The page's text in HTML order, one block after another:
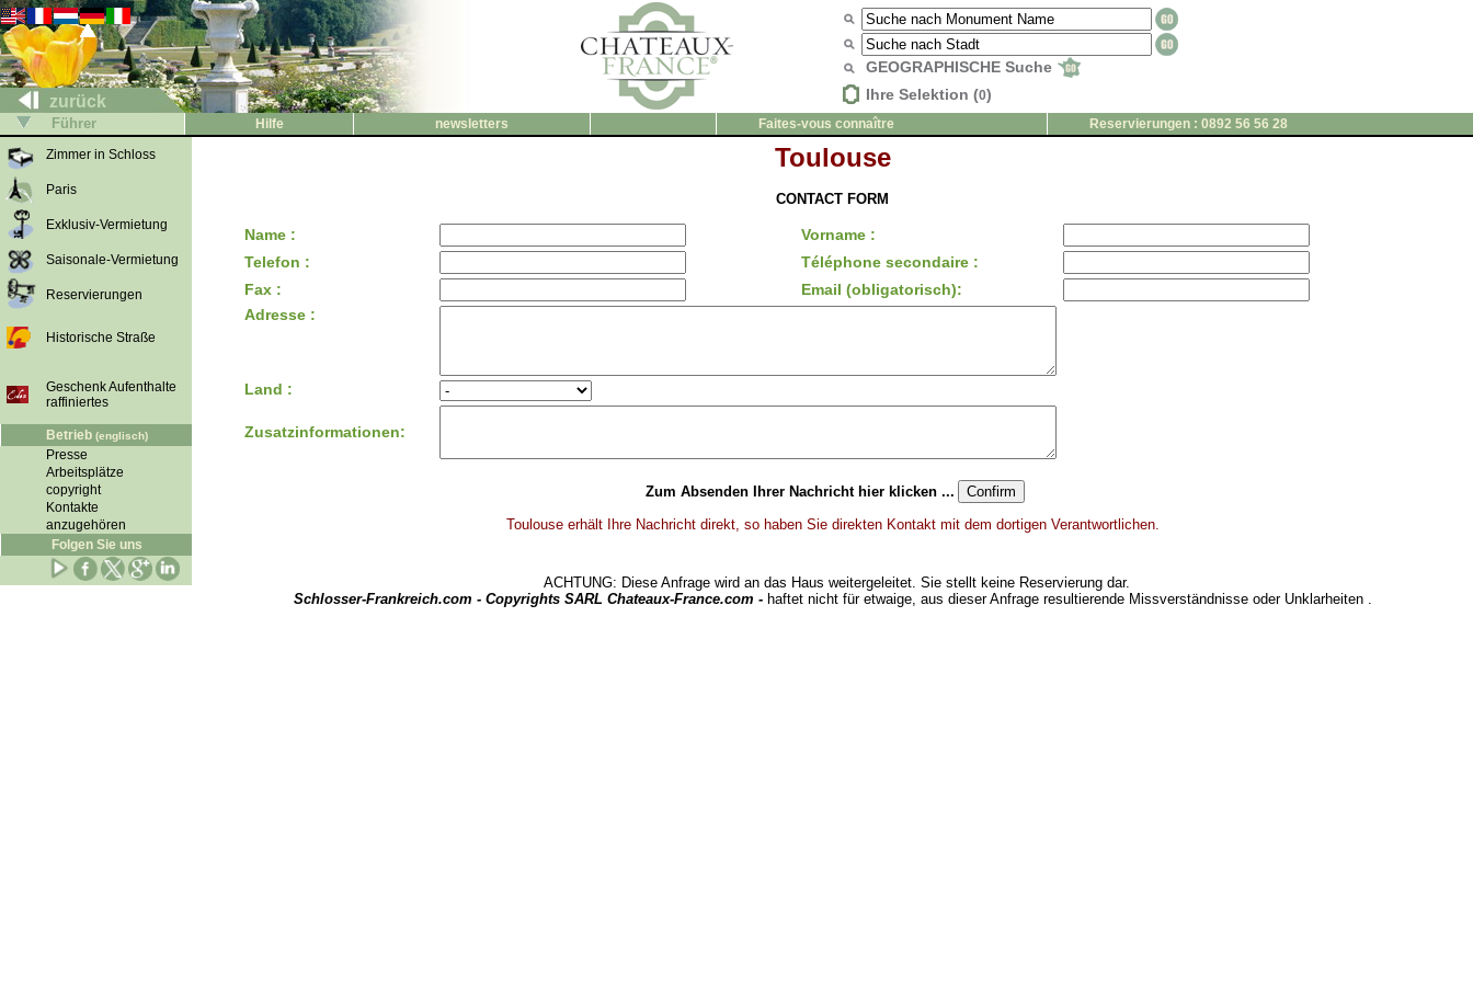
zurück
GEOGRAPHISCHE Suche
Ihre Selektion (0)
Führer Hilfe newsletters Faites-vous connaître
Reservierungen : 0892 56 56 28
Zimmer in Schloss
Paris
Exklusiv-Vermietung
Saisonale-Vermietung
Reservierungen
Historische Straße
Geschenk Aufenthalte
raffiniertes
Betrieb (englisch)
Presse
Arbeitsplätze
copyright
Kontakte
anzugehören
Folgen Sie uns
Toulouse
CONTACT FORM
Name :
Vorname :
Telefon :
Téléphone secondaire :
Fax :
Email (obligatorisch):
Adresse :
Land :
Zusatzinformationen:
Zum Absenden Ihrer Nachricht hier klicken ...
Toulouse erhält Ihre Nachricht direkt, so haben Sie direkten Kontakt mit dem dortigen Verantwortlichen.
ACHTUNG: Diese Anfrage wird an das Haus weitergeleitet. Sie stellt keine Reservierung dar.
Schlosser-Frankreich.com - Copyrights SARL Chateaux-France.com - haftet nicht für etwaige, aus dieser Anfrage resultierende Missverständnisse oder Unklarheiten .